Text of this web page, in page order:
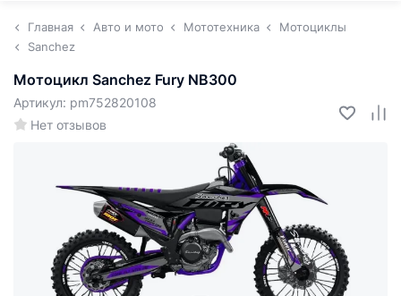
Главная Авто и мото Мототехника
Мотоциклы
Sanchez
Мотоцикл Sanchez Fury NB300
Нет отзывов
Артикул: pm752820108